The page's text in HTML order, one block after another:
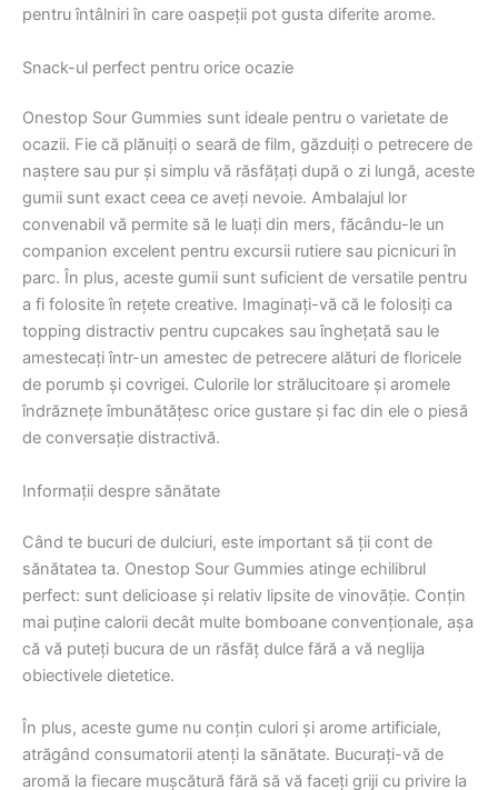
pentru întâlniri în care oaspeții pot gusta diferite arome.
Snack-ul perfect pentru orice ocazie
Onestop Sour Gummies sunt ideale pentru o varietate de
ocazii. Fie că plănuiți o seară de film, găzduiți o petrecere de
naștere sau pur și simplu vă răsfățați după o zi lungă, aceste
gumii sunt exact ceea ce aveți nevoie. Ambalajul lor
convenabil vă permite să le luați din mers, făcându-le un
companion excelent pentru excursii rutiere sau picnicuri în
parc. În plus, aceste gumii sunt suficient de versatile pentru
a fi folosite în rețete creative. Imaginați-vă că le folosiți ca
topping distractiv pentru cupcakes sau înghețată sau le
amestecați într-un amestec de petrecere alături de floricele
de porumb și covrigei. Culorile lor strălucitoare și aromele
îndrăznețe îmbunătățesc orice gustare și fac din ele o piesă
de conversație distractivă.
Informații despre sănătate
Când te bucuri de dulciuri, este important să ții cont de
sănătatea ta. Onestop Sour Gummies atinge echilibrul
perfect: sunt delicioase și relativ lipsite de vinovăție. Conțin
mai puține calorii decât multe bomboane convenționale, așa
că vă puteți bucura de un răsfăț dulce fără a vă neglija
obiectivele dietetice.
În plus, aceste gume nu conțin culori și arome artificiale,
atrăgând consumatorii atenți la sănătate. Bucurați-vă de
aromă la fiecare mușcătură fără să vă faceți griji cu privire la